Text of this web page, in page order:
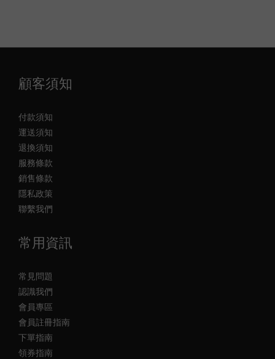
顧客須知
付款須知
運送須知
退換須知
服務條款
銷售條款
隱私政策
聯繫我們
常用資訊
常見問題
認識我們
會員專區
會員註冊指南
下單指南
領券指南